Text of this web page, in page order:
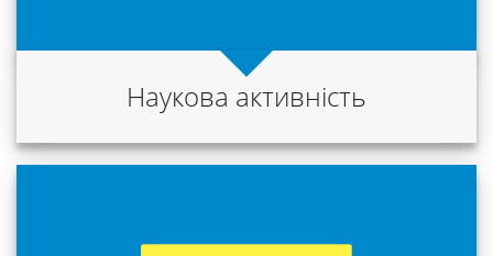
Наукова активність